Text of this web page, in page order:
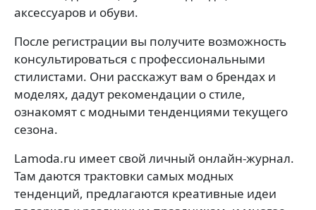
аксессуаров и обуви.
После регистрации вы получите возможность
консультироваться с профессиональными
стилистами. Они расскажут вам о брендах и
моделях, дадут рекомендации о стиле,
ознакомят с модными тенденциями текущего
сезона.
Lamoda.ru имеет свой личный онлайн-журнал.
Там даются трактовки самых модных
тенденций, предлагаются креативные идеи